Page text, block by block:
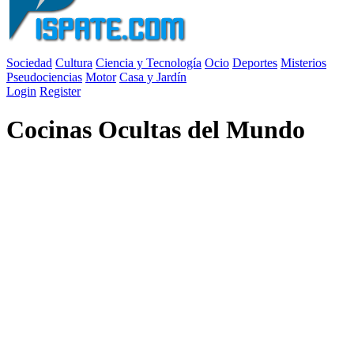
Sociedad Cultura Ciencia y Tecnología Ocio Deportes Misterios
Pseudociencias Motor Casa y Jardín
Login Register
Cocinas Ocultas del Mundo